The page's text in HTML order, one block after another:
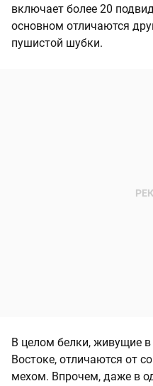
включает более 20
основном отличаются
пушистой шубки.
В целом белки, живущие
Востоке, отличаются от
мехом. Впрочем, даже в